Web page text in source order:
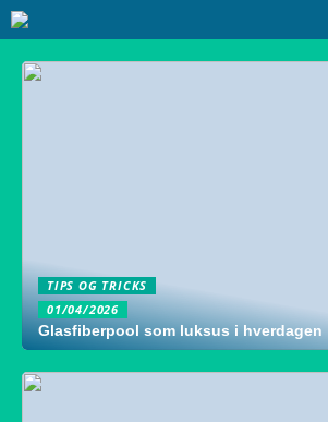
TIPS OG TRICKS
01/04/2026
Glasfiberpool som luksus i hverdagen